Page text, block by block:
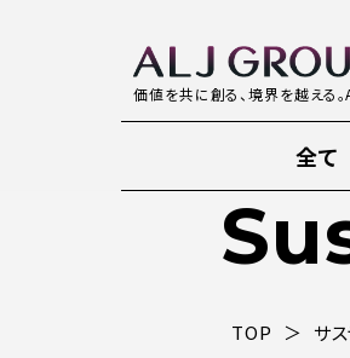
価値を共に創る、境界を越える
全て
TOP サ